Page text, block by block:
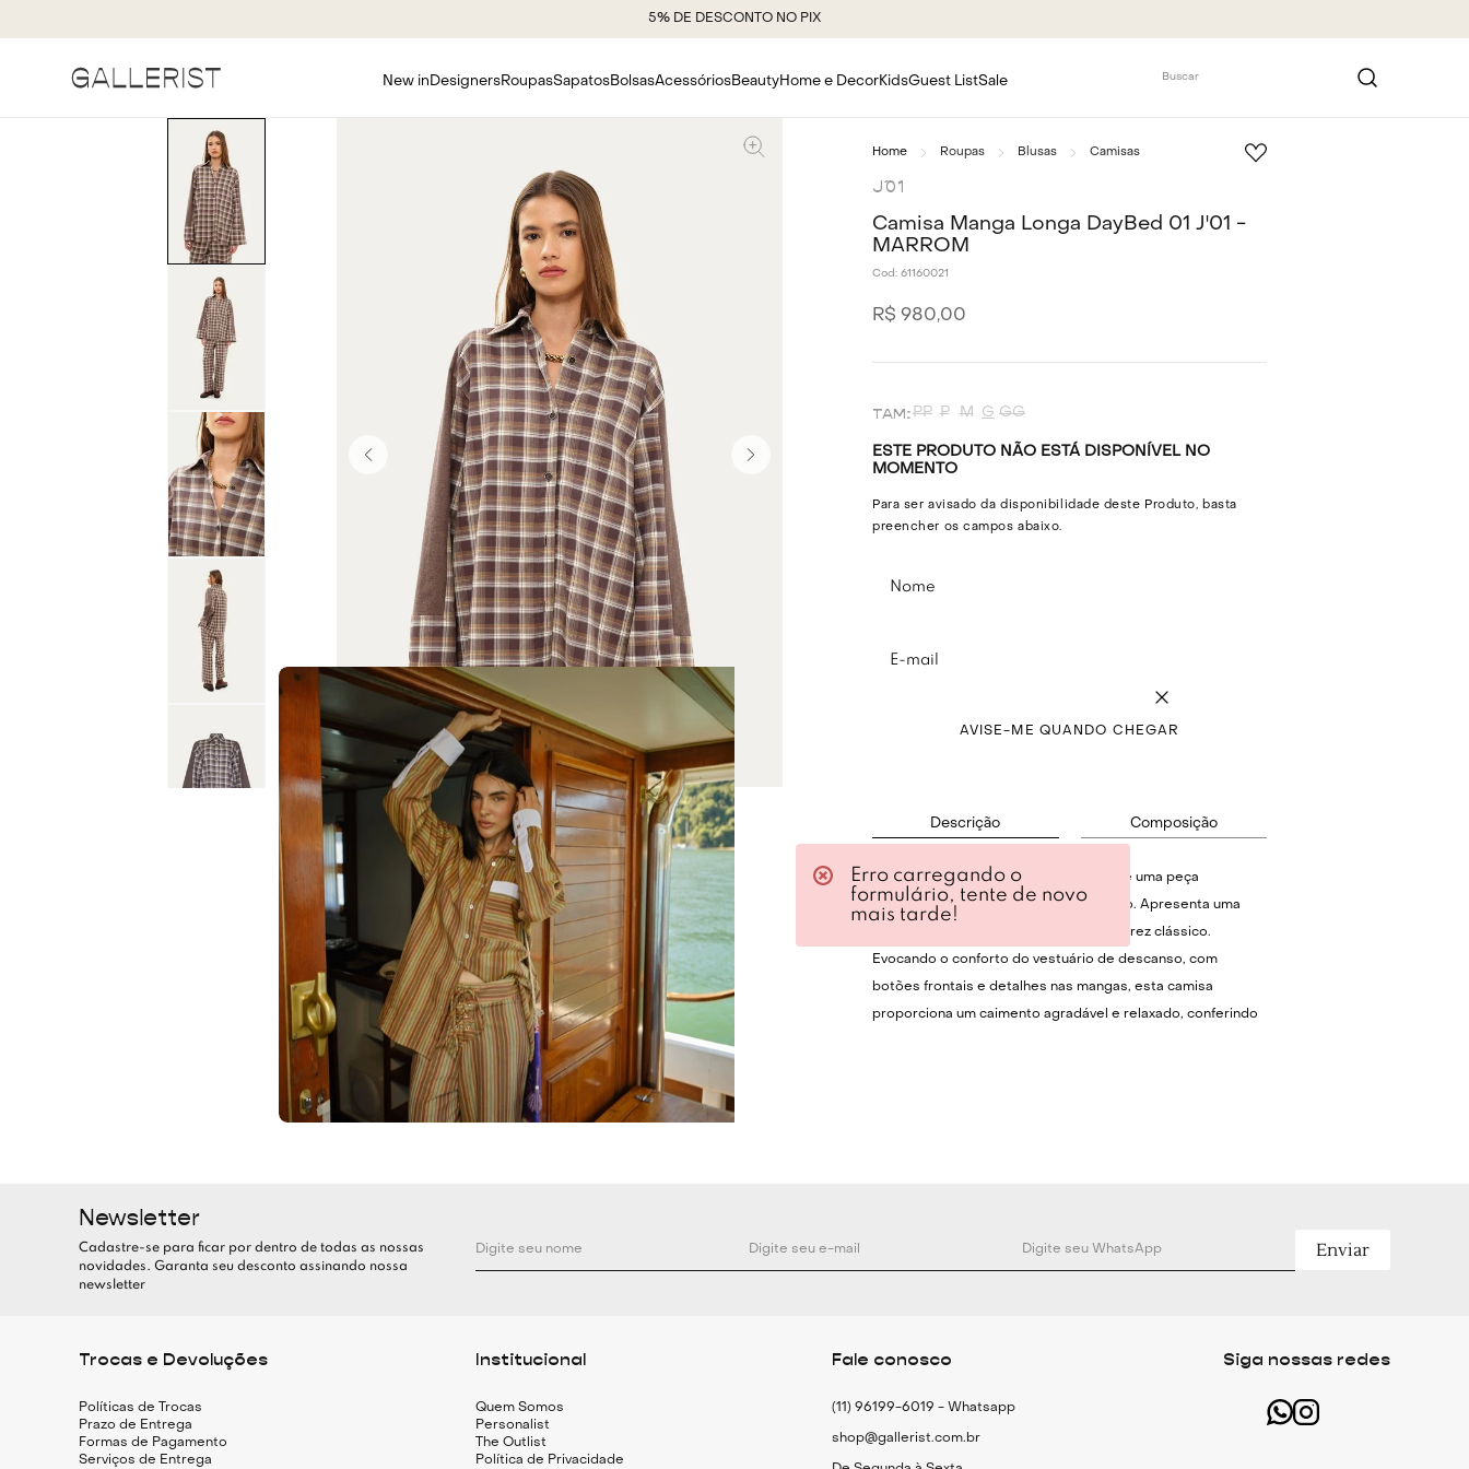
5% DE DESCONTO NO PIX
New in DesignersRoupasSapatosBolsasAcessóriosBeautyHome e DecorKidsGuest ListSale
Buscar
Roupas Blusas Camisas
J´01
Camisa Manga Longa DayBed 01 J'01 -
MARROM
Cod: 61160021
R$ 980,00
PP P M G GG
ESTE PRODUTO NÃO ESTÁ DISPONÍVEL NO
MOMENTO
Para ser avisado da disponibilidade deste Produto, basta
preencher os campos abaixo.
AVISE-ME QUANDO CHEGAR
Descrição Composição
A camisa manga longa DayBed 01 J'01 é uma peça
cuidadosamente elaborada em algodão. Apresenta uma
modelagem oversized e um padrão xadrez clássico.
Evocando o conforto do vestuário de descanso, com
botões frontais e detalhes nas mangas, esta camisa
proporciona um caimento agradável e relaxado, conferindo
Especificações Técnicas
Newsletter
Cadastre-se para ficar por dentro de todas as nossas
novidades. Garanta seu desconto assinando nossa
newsletter
Enviar
Trocas e Devoluções
Políticas de Trocas
Prazo de Entrega
Formas de Pagamento
Serviços de Entrega
Institucional
Quem Somos
Personalist
The Outlist
Política de Privacidade
Fale conosco
(11) 96199-6019 - Whatsapp
shop@gallerist.com.br
Siga nossas redes
Erro carregando o
formulário, tente de novo
mais tarde!